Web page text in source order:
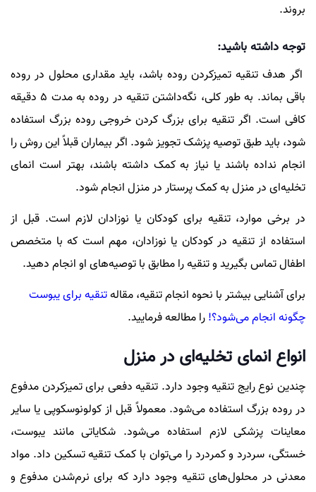
بروند.
توجه داشته باشید:
اگر هدف تنقیه تمیزکردن روده باشد، باید مقداری محلول در روده
باقی بماند. به طور کلی، نگه‌داشتن تنقیه در روده به مدت 5 دقیقه
کافی است. اگر تنقیه برای بزرگ کردن خروجی روده بزرگ استفاده
شود، باید طبق توصیه پزشک تجویز شود. اگر بیماران قبلاً این روش را
انجام نداده باشند یا نیاز به کمک داشته باشند، بهتر است انمای
تخلیه‌ای در منزل به کمک پرستار در منزل انجام شود.
در برخی موارد، تنقیه برای کودکان یا نوزادان لازم است. قبل از
استفاده از تنقیه در کودکان یا نوزادان، مهم است که با متخصص
اطفال تماس بگیرید و تنقیه را مطابق با توصیه‌های او انجام دهید.
برای آشنایی بیشتر با نحوه انجام تنقیه، مقالهتنقیه برای یبوست
چگونه انجام می‌شود؟! را مطالعه فرمایید.
انواع انمای تخلیه‌ای در منزل
چندین نوع رایج تنقیه وجود دارد. تنقیه دفعی برای تمیزکردن مدفوع
در روده بزرگ استفاده می‌شود. معمولاً قبل از کولونوسکوپی یا سایر
معاینات پزشکی لازم استفاده می‌شود. شکایاتی مانند یبوست،
خستگی، سردرد و کمردرد را می‌توان با کمک تنقیه تسکین داد. مواد
معدنی در محلول‌های تنقیه وجود دارد که برای نرم‌شدن مدفوع و